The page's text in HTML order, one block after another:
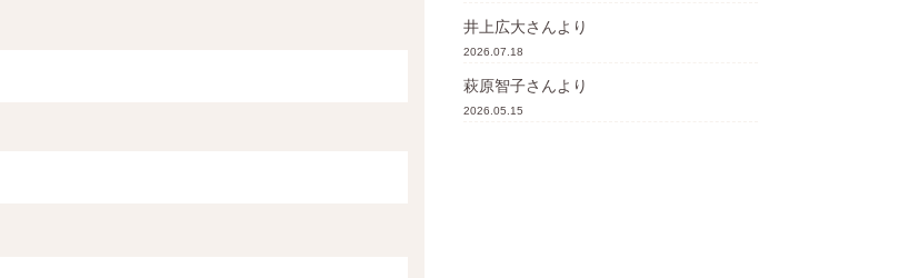
井上広大さんより
2026.07.18
萩原智子さんより
2026.05.15